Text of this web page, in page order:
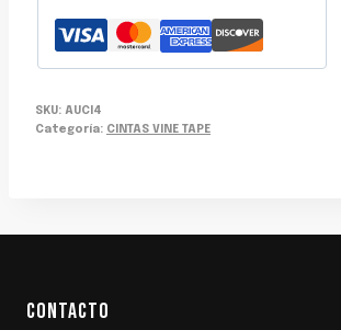
SKU: AUCI4
Categoría: CINTAS VINE TAPE
CONTACTO